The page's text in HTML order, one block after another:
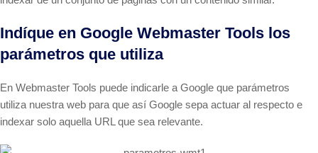
Indíque en Google Webmaster Tools los
parámetros que utiliza
En Webmaster Tools puede indicarle a Google que parámetros
utiliza nuestra web para que así Google sepa actuar al respecto e
indexar solo aquella URL que sea relevante.